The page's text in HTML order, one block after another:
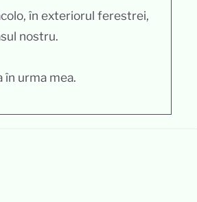
în exteriorul ferestrei,
nostru.
în urma mea.